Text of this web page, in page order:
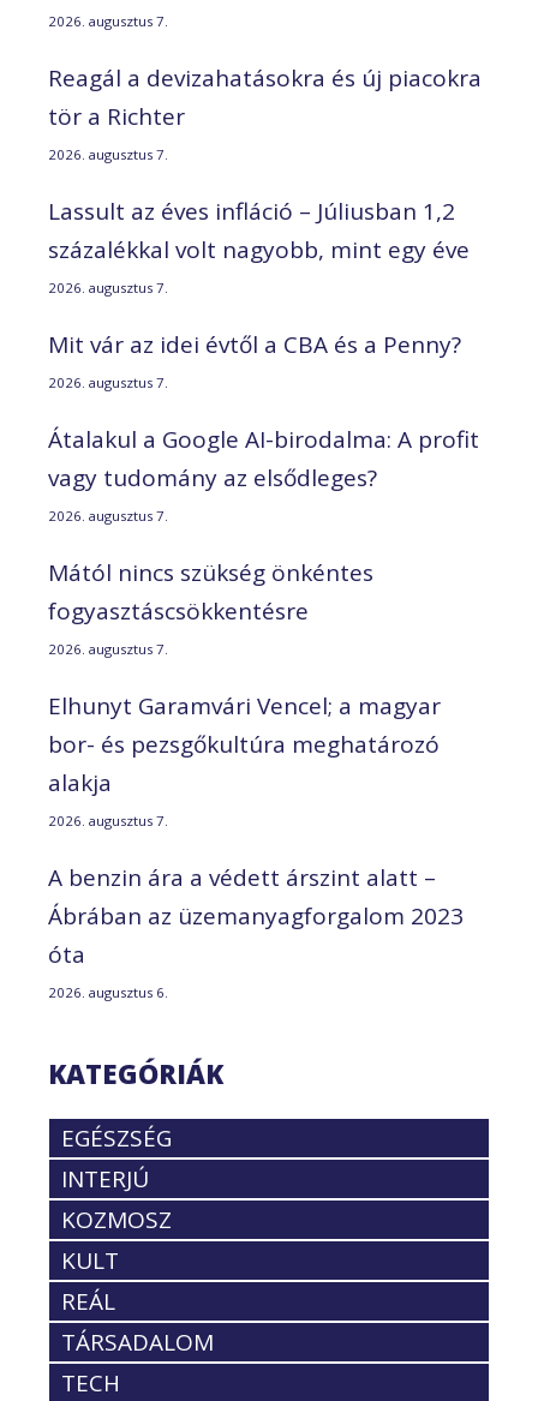
2026. augusztus 7.
Reagál a devizahatásokra és új piacokra
tör a Richter
2026. augusztus 7.
Lassult az éves infláció – Júliusban 1,2
százalékkal volt nagyobb, mint egy éve
2026. augusztus 7.
Mit vár az idei évtől a CBA és a Penny?
2026. augusztus 7.
Átalakul a Google AI-birodalma: A profit
vagy tudomány az elsődleges?
2026. augusztus 7.
Mától nincs szükség önkéntes
fogyasztáscsökkentésre
2026. augusztus 7.
Elhunyt Garamvári Vencel; a magyar
bor- és pezsgőkultúra meghatározó
alakja
2026. augusztus 7.
A benzin ára a védett árszint alatt –
Ábrában az üzemanyagforgalom 2023
óta
2026. augusztus 6.
KATEGÓRIÁK
EGÉSZSÉG
INTERJÚ
KOZMOSZ
KULT
REÁL
TÁRSADALOM
TECH